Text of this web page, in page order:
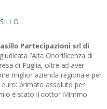
Partecipazioni srl di
l’Alta Onorificenza di
di Puglia, oltre ad aver
miglior azienda regionale per
primato assoluto per
è stato il dottor Mimmo